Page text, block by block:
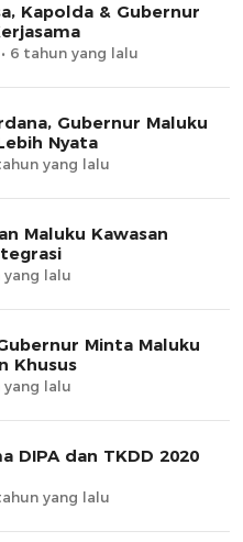
Kapolda & Gubernur
6 tahun yang lalu
Gubernur Maluku
Nyata
yang lalu
Maluku Kawasan
yang lalu
Minta Maluku
Khusus
yang lalu
DIPA dan TKDD 2020
yang lalu